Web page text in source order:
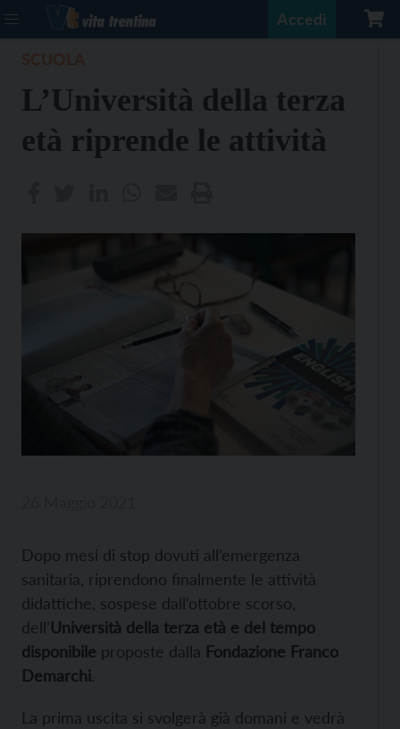
Accedi
L’Università della terza
età riprende le attività
Dopo mesi di stop dovuti all’emergenza
sanitaria, riprendono finalmente le attività
didattiche, sospese dall’ottobre scorso,
dell’Università della terza età e del tempo
disponibile proposte dalla Fondazione Franco
Demarchi.
La prima uscita si svolgerà già domani e vedrà